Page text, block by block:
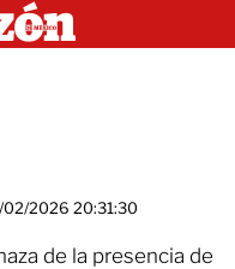
02/2026 20:31:30
de la presencia de